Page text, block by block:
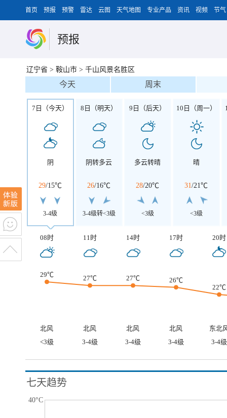
首页 预报 预警 雷达 云图 天气地图 专业产品 资讯 视频 节气
预报
辽宁省 > 鞍山市 > 千山风景名胜区
今天 周末
7日（今天）
阴
29/15℃
3-4级
8日（明天）
阴转多云
26/16℃
3-4级转<3级
9日（后天）
多云转晴
28/20℃
<3级
10日（周一）
晴
31/21℃
<3级
08时 11时 14时 17时 20时
29℃ 27℃ 27℃
26℃
22℃
北风 北风 北风 北风
东北
<3级
3-4级 3-4级 3-4级 3-4级
七天趋势
40°C